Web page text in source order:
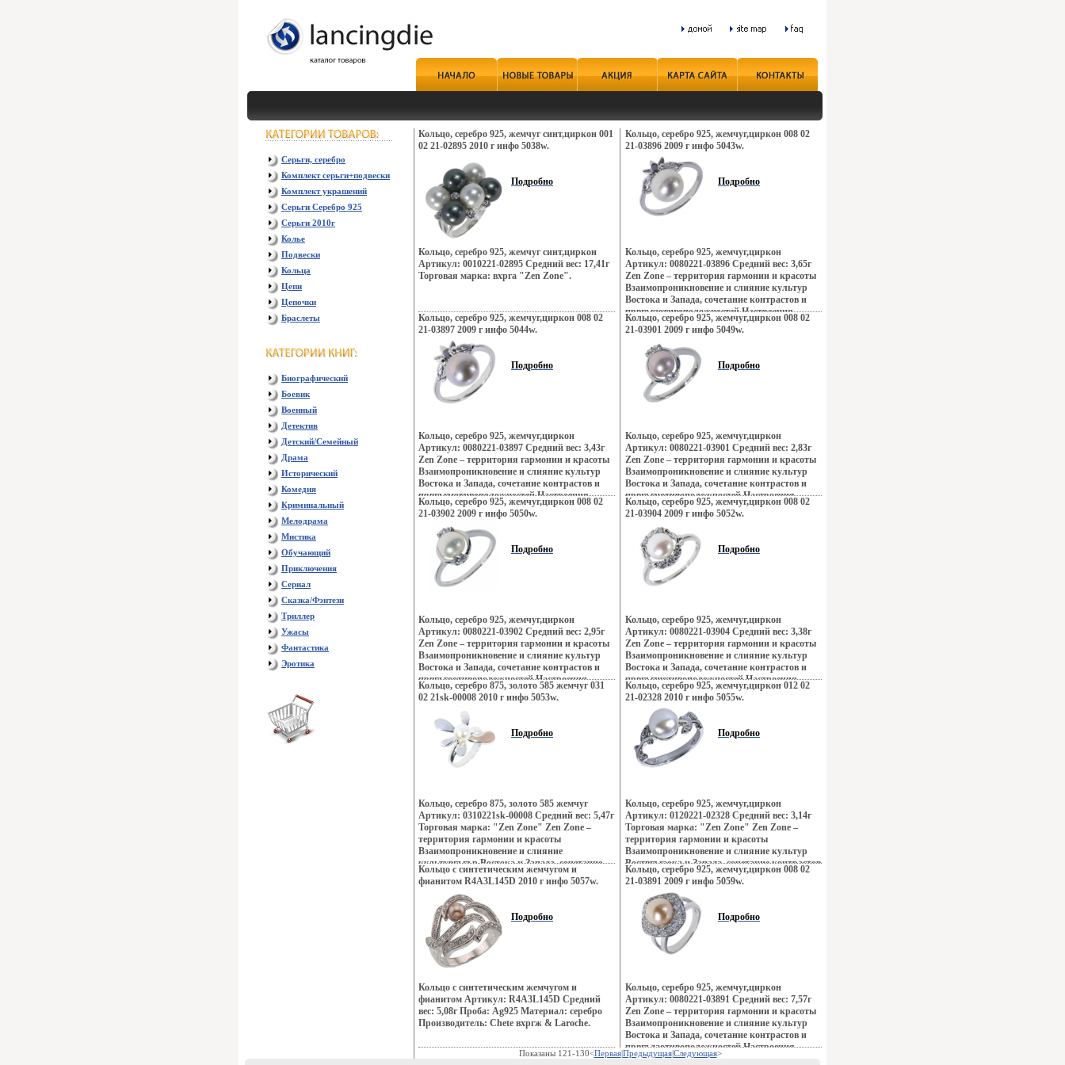
Серьги, серебро
Комплект серьги+подвески
Комплект украшений
Серьги Серебро 925
Серьги 2010г
Колье
Подвески
Кольца
Цепи
Цепочки
Браслеты
Биографический
Боевик
Военный
Детектив
Детский/Семейный
Драма
Исторический
Комедия
Криминальный
Мелодрама
Мистика
Обучающий
Приключения
Сериал
Сказка/Фэнтези
Триллер
Ужасы
Фантастика
Эротика
Кольцо, серебро 925, жемчуг синт,циркон 001
02 21-02895 2010 г инфо 5038w.
Подробно
Кольцо, серебро 925, жемчуг синт,циркон
Артикул: 0010221-02895 Средний вес: 17,41г
Торговая марка: вхрга "Zen Zone".
Кольцо, серебро 925, жемчуг,циркон 008 02
21-03897 2009 г инфо 5044w.
Подробно
Кольцо, серебро 925, жемчуг,циркон
Артикул: 0080221-03897 Средний вес: 3,43г
Zen Zone – территория гармонии и красоты
Взаимопроникновение и слияние культур
Востока и Запада, сочетание контрастов и
првгъгмотивоположностей Настроения
неонового Токио, обаяние французских
кофеин, безудержная роскошь индийских
дворцов, романтика коралловых рифов и
лазурных побережий Бали, динамика моды и
тенденций Милана – все это воплотилось в
ювелирных шедеврах Zen Zone Дизайнеры
изменвощмдили традиционному подходу
создания украшений, как деталей
дарят вам привилегию избранных –
подчеркивать, менять и создавать свой
неповторимый образ, приобретая при этом
заряд настроения и уверенность в своем
успехе.
Кольцо, серебро 925, жемчуг,циркон 008 02
21-03902 2009 г инфо 5050w.
Подробно
Кольцо, серебро 925, жемчуг,циркон
Артикул: 0080221-03902 Средний вес: 2,95г
Zen Zone – территория гармонии и красоты
Взаимопроникновение и слияние культур
Востока и Запада, сочетание контрастов и
првгъгоотивоположностей Настроения
неонового Токио, обаяние французских
кофеин, безудержная роскошь индийских
дворцов, романтика коралловых рифов и
лазурных побережий Бали, динамика моды и
тенденций Милана – все это воплотилось в
ювелирных шедеврах Zen Zone Дизайнеры
изменвощмнили традиционному подходу
дарят вам привилегию избранных –
подчеркивать, менять и создавать свой
неповторимый образ, приобретая при этом
заряд настроения и уверенность в своем
успехе.
Кольцо, серебро 875, золото 585 жемчуг 031
02 21sk-00008 2010 г инфо 5053w.
Подробно
Кольцо, серебро 875, золото 585 жемчуг
Артикул: 0310221sk-00008 Средний вес: 5,47г
Торговая марка: "Zen Zone" Zen Zone –
территория гармонии и красоты
Взаимопроникновение и слияние
культувгъгър Востока и Запада, сочетание
контрастов и противоположностей
Настроения неонового Токио, обаяние
французских кофеин, безудержная роскошь
индийских дворцов, романтика коралловых
рифов и лазурных побережий Бали,
динамика моды и тенденций Милана – все
это воплотилось в вощмсювелирных
шедеврах Zen Zone Дизайнеры изменили
традиционному подходу создания
украшений, как деталей украшающих образ
Украшения Zen Zone дарят вам привилегию
избранных – подчеркивать, менять и
создавать свой неповторимый образ,
приобретая при этом заряд настроения и
Кольцо с синтетическим жемчугом и
фианитом R4A3L145D 2010 г инфо 5057w.
Подробно
Кольцо с синтетическим жемчугом и
фианитом Артикул: R4A3L145D Средний
вес: 5,08г Проба: Ag925 Материал: серебро
Производитель: Chete вхргж & Laroche.
Кольцо, серебро 925, жемчуг,циркон 008 02
21-03896 2009 г инфо 5043w.
Подробно
Кольцо, серебро 925, жемчуг,циркон
Артикул: 0080221-03896 Средний вес: 3,65г
Zen Zone – территория гармонии и красоты
Взаимопроникновение и слияние культур
Востока и Запада, сочетание контрастов и
првгъгзотивоположностей Настроения
неонового Токио, обаяние французских
кофеин, безудержная роскошь индийских
дворцов, романтика коралловых рифов и
лазурных побережий Бали, динамика моды и
тенденций Милана – все это воплотилось в
ювелирных шедеврах Zen Zone Дизайнеры
изменвощмгили традиционному подходу
дарят вам привилегию избранных –
подчеркивать, менять и создавать свой
неповторимый образ, приобретая при этом
заряд настроения и уверенность в своем
успехе.
Кольцо, серебро 925, жемчуг,циркон 008 02
21-03901 2009 г инфо 5049w.
Подробно
Кольцо, серебро 925, жемчуг,циркон
Артикул: 0080221-03901 Средний вес: 2,83г
Zen Zone – территория гармонии и красоты
Взаимопроникновение и слияние культур
Востока и Запада, сочетание контрастов и
првгъгнотивоположностей Настроения
неонового Токио, обаяние французских
кофеин, безудержная роскошь индийских
дворцов, романтика коралловых рифов и
лазурных побережий Бали, динамика моды и
тенденций Милана – все это воплотилось в
ювелирных шедеврах Zen Zone Дизайнеры
изменвощмлили традиционному подходу
дарят вам привилегию избранных –
подчеркивать, менять и создавать свой
неповторимый образ, приобретая при этом
заряд настроения и уверенность в своем
успехе.
Кольцо, серебро 925, жемчуг,циркон 008 02
21-03904 2009 г инфо 5052w.
Подробно
Кольцо, серебро 925, жемчуг,циркон
Артикул: 0080221-03904 Средний вес: 3,38г
Zen Zone – территория гармонии и красоты
Взаимопроникновение и слияние культур
Востока и Запада, сочетание контрастов и
првгъгшотивоположностей Настроения
неонового Токио, обаяние французских
кофеин, безудержная роскошь индийских
дворцов, романтика коралловых рифов и
лазурных побережий Бали, динамика моды и
тенденций Милана – все это воплотилось в
ювелирных шедеврах Zen Zone Дизайнеры
изменвощмпили традиционному подходу
дарят вам привилегию избранных –
подчеркивать, менять и создавать свой
неповторимый образ, приобретая при этом
заряд настроения и уверенность в своем
успехе.
Кольцо, серебро 925, жемчуг,циркон 012 02
21-02328 2010 г инфо 5055w.
Подробно
Кольцо, серебро 925, жемчуг,циркон
Артикул: 0120221-02328 Средний вес: 3,14г
Торговая марка: "Zen Zone" Zen Zone –
территория гармонии и красоты
Взаимопроникновение и слияние культур
Воствгъгэока и Запада, сочетание контрастов
и противоположностей Настроения
неонового Токио, обаяние французских
кофеин, безудержная роскошь индийских
дворцов, романтика коралловых рифов и
лазурных побережий Бали, динамика моды и
тенденций Милана – все это воплотилось в
ювелирвощмхных шедеврах Zen Zone
Дизайнеры изменили традиционному
украшающих образ Украшения Zen Zone
дарят вам привилегию избранных –
подчеркивать, менять и создавать свой
неповторимый образ, приобретая при этом
заряд настроения и уверенность в своем
успехе.
Кольцо, серебро 925, жемчуг,циркон 008 02
21-03891 2009 г инфо 5059w.
Подробно
Кольцо, серебро 925, жемчуг,циркон
Артикул: 0080221-03891 Средний вес: 7,57г
Zen Zone – территория гармонии и красоты
Взаимопроникновение и слияние культур
Востока и Запада, сочетание контрастов и
првгъдаотивоположностей Настроения
неонового Токио, обаяние французских
Показаны 121-130<Первая|Предыдущая|Следующая>